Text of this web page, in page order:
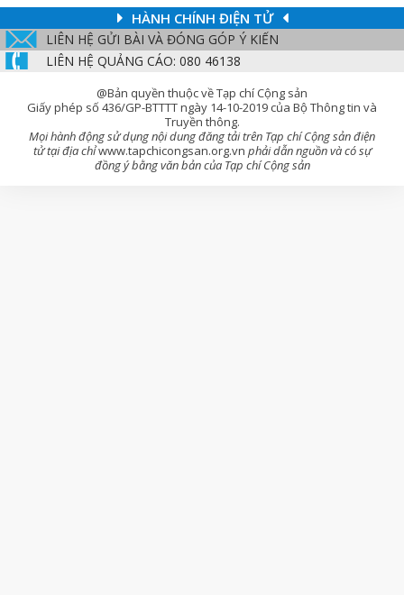
HÀNH CHÍNH ĐIỆN TỬ
LIÊN HỆ GỬI BÀI VÀ ĐÓNG GÓP Ý KIẾN
LIÊN HỆ QUẢNG CÁO: 080 46138
@Bản quyền thuộc về Tạp chí Cộng sản
Giấy phép số 436/GP-BTTTT ngày 14-10-2019 của Bộ Thông tin và
Truyền thông.
Mọi hành động sử dụng nội dung đăng tải trên Tạp chí Cộng sản điện
tử tại địa chỉwww.tapchicongsan.org.vn phải dẫn nguồn và có sự
đồng ý bằng văn bản của Tạp chí Cộng sản